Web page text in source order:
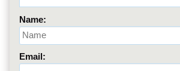
Name:
Email: